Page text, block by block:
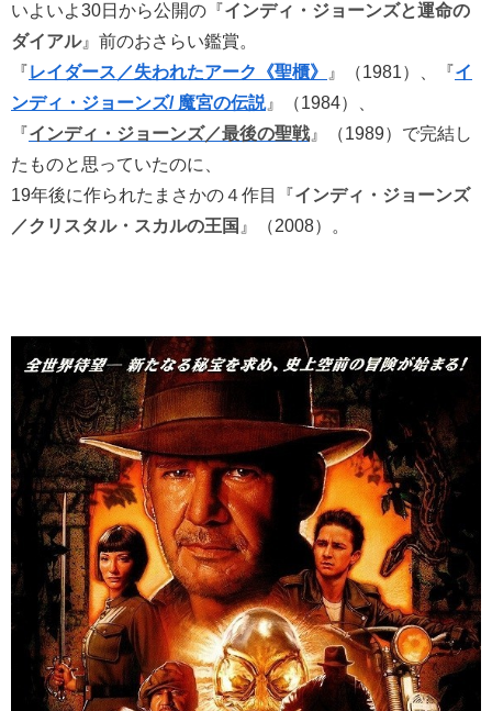
いよいよ30日から公開の『インディ・ジョーンズと運命の
ダイアル』前のおさらい鑑賞。
『レイダース／失われたアーク《聖櫃》 』（1981）、『イ
ンディ・ジョーンズ/ 魔宮の伝説』（1984）、
『インディ・ジョーンズ／最後の聖戦』（1989）で完結し
たものと思っていたのに、
19年後に作られたまさかの４作目『インディ・ジョーンズ
／クリスタル・スカルの王国 』（2008）。